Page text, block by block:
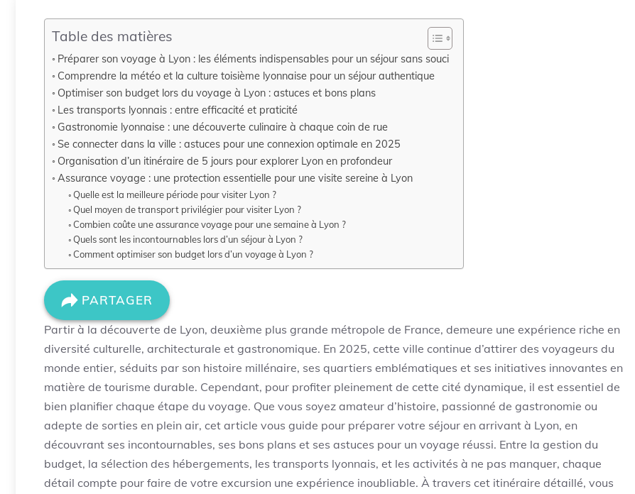
Table des matières
Préparer son voyage à Lyon : les éléments indispensables pour un séjour sans souci
Comprendre la météo et la culture toisième lyonnaise pour un séjour authentique
Optimiser son budget lors du voyage à Lyon : astuces et bons plans
Les transports lyonnais : entre efficacité et praticité
Gastronomie lyonnaise : une découverte culinaire à chaque coin de rue
Se connecter dans la ville : astuces pour une connexion optimale en 2025
Organisation d’un itinéraire de 5 jours pour explorer Lyon en profondeur
Assurance voyage : une protection essentielle pour une visite sereine à Lyon
Quelle est la meilleure période pour visiter Lyon ?
Quel moyen de transport privilégier pour visiter Lyon ?
Combien coûte une assurance voyage pour une semaine à Lyon ?
Quels sont les incontournables lors d’un séjour à Lyon ?
Comment optimiser son budget lors d’un voyage à Lyon ?
PARTAGER
Partir à la découverte de Lyon, deuxième plus grande métropole de France, demeure une expérience riche en
diversité culturelle, architecturale et gastronomique. En 2025, cette ville continue d’attirer des voyageurs du
monde entier, séduits par son histoire millénaire, ses quartiers emblématiques et ses initiatives innovantes en
matière de tourisme durable. Cependant, pour profiter pleinement de cette cité dynamique, il est essentiel de
bien planifier chaque étape du voyage. Que vous soyez amateur d’histoire, passionné de gastronomie ou
adepte de sorties en plein air, cet article vous guide pour préparer votre séjour en arrivant à Lyon, en
découvrant ses incontournables, ses bons plans et ses astuces pour un voyage réussi. Entre la gestion du
budget, la sélection des hébergements, les transports lyonnais, et les activités à ne pas manquer, chaque
détail compte pour faire de votre excursion une expérience inoubliable. À travers cet itinéraire détaillé, vous